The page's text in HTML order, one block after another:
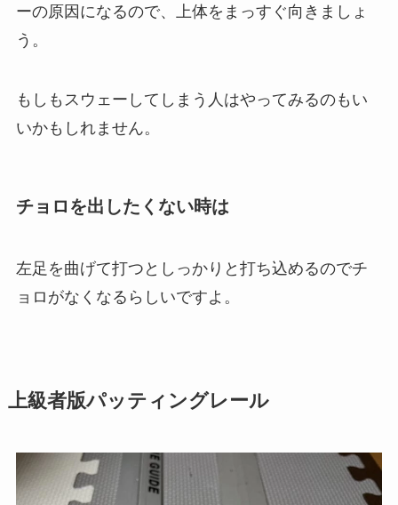
ーの原因になるので、上体をまっすぐ向きましょ
う。
もしもスウェーしてしまう人はやってみるのもい
いかもしれません。
チョロを出したくない時は
左足を曲げて打つとしっかりと打ち込めるのでチ
ョロがなくなるらしいですよ。
上級者版パッティングレール